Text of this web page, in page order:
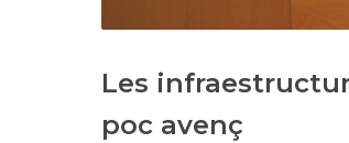
Les
poc avenç